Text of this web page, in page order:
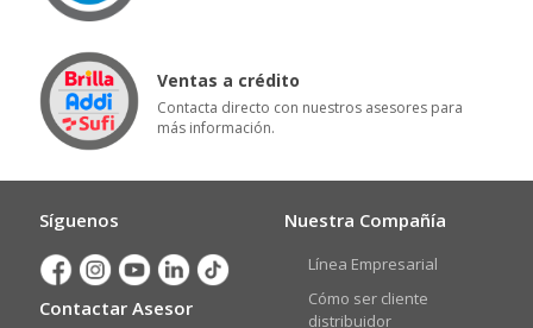
Ventas a crédito
Contacta directo con nuestros asesores para
más información.
Síguenos
Contactar Asesor
Nuestra Compañía
Línea Empresarial
Cómo ser cliente
distribuidor